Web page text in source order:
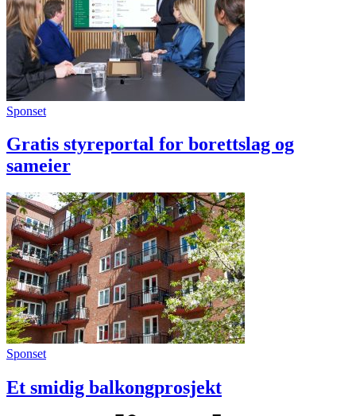
Sponset
Gratis styreportal for borettslag og
sameier
Sponset
Et smidig balkongprosjekt